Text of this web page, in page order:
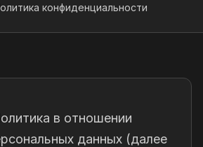
конфиденциальности
в отношении
данных (далее